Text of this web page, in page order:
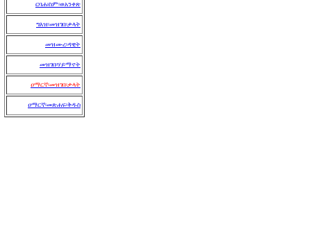
ርባሐ፡ስም፡ወአንቀጽ
ግእዝ፡መዝገበ፡ቃላት
መዝሙረ፡ዳዊት
መዝገበ፡ሃይማኖት
ዐማርኛ፡መዝገበ፡ቃላት
ዐማርኛ፡መጽሐፍ፡ቅዱስ